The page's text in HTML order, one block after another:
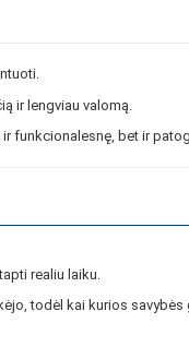
ir lengviau valomą.
funkcionalesnę, bet ir
realiu laiku.
todėl kai kurios savybės